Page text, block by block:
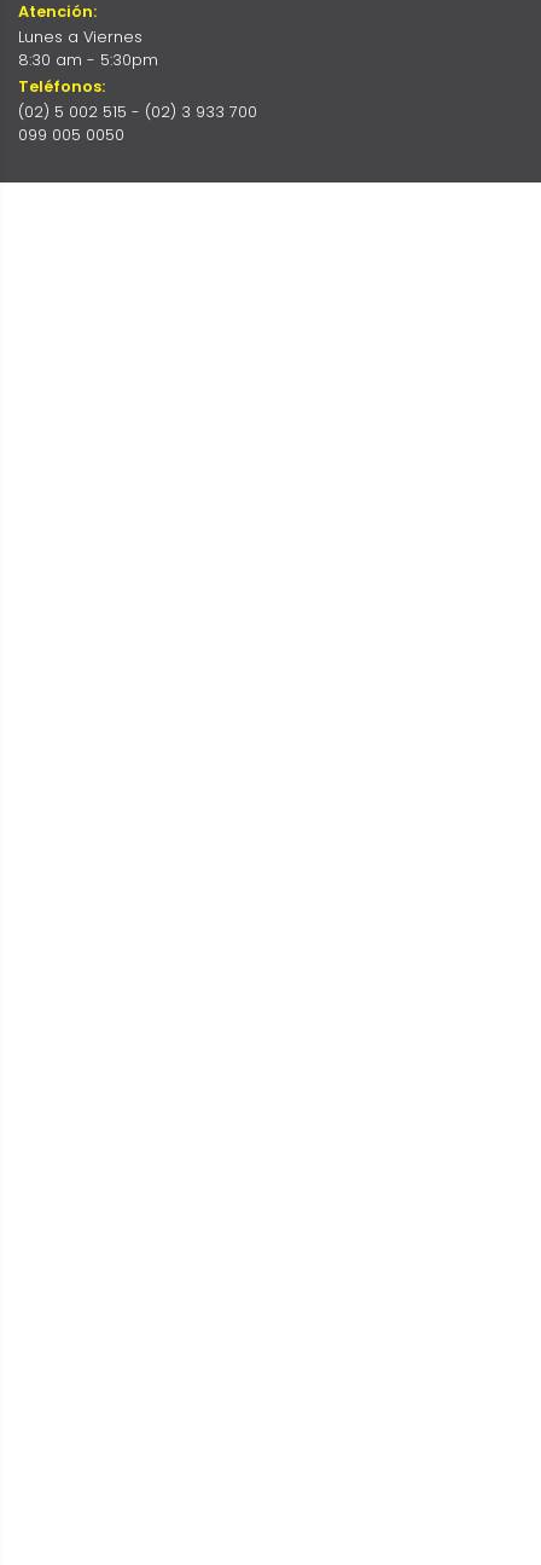
Atención:
Lunes a Viernes
8:30 am - 5:30pm
Teléfonos:
(02) 5 002 515 - (02) 3 933 700
099 005 0050